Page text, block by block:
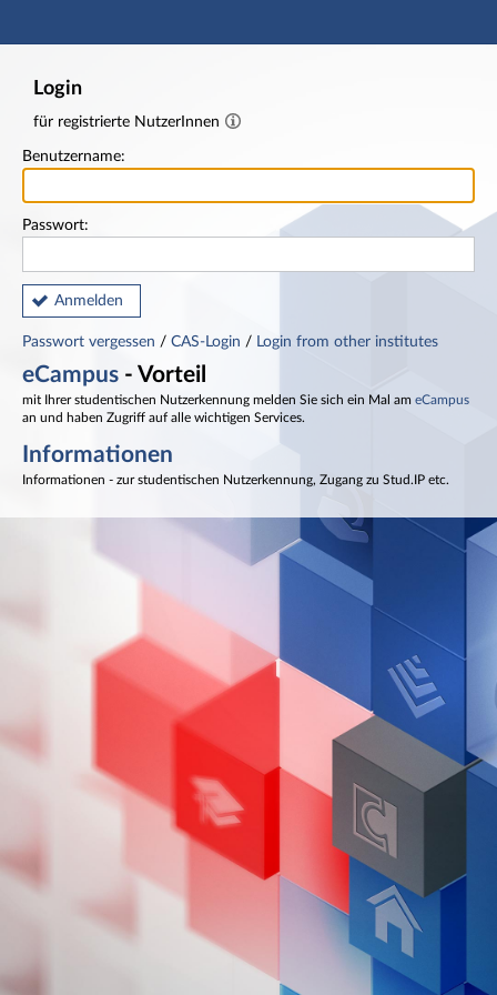
Hauptnavigation
Login
für registrierte NutzerInnen
Benutzername:
Passwort:
Anmelden
Passwort vergessen / CAS-Login / Login from other institutes
eCampus - Vorteil
mit Ihrer studentischen Nutzerkennung melden Sie sich ein Mal am eCampus
an und haben Zugriff auf alle wichtigen Services.
Informationen
Informationen - zur studentischen Nutzerkennung, Zugang zu Stud.IP etc.